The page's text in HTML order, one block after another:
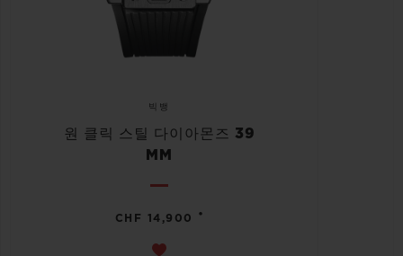
빅뱅
원 클릭 스틸 다이아몬즈 39
MM
CHF 14,900 •